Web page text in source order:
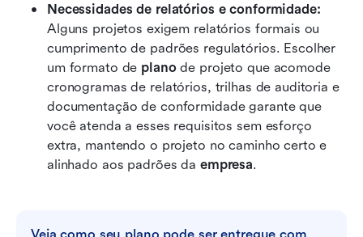
Necessidades de relatórios e conformidade:
Alguns projetos exigem relatórios formais ou
cumprimento de padrões regulatórios. Escolher
um formato de plano de projeto que acomode
cronogramas de relatórios, trilhas de auditoria e
documentação de conformidade garante que
você atenda a esses requisitos sem esforço
extra, mantendo o projeto no caminho certo e
alinhado aos padrões da empresa.